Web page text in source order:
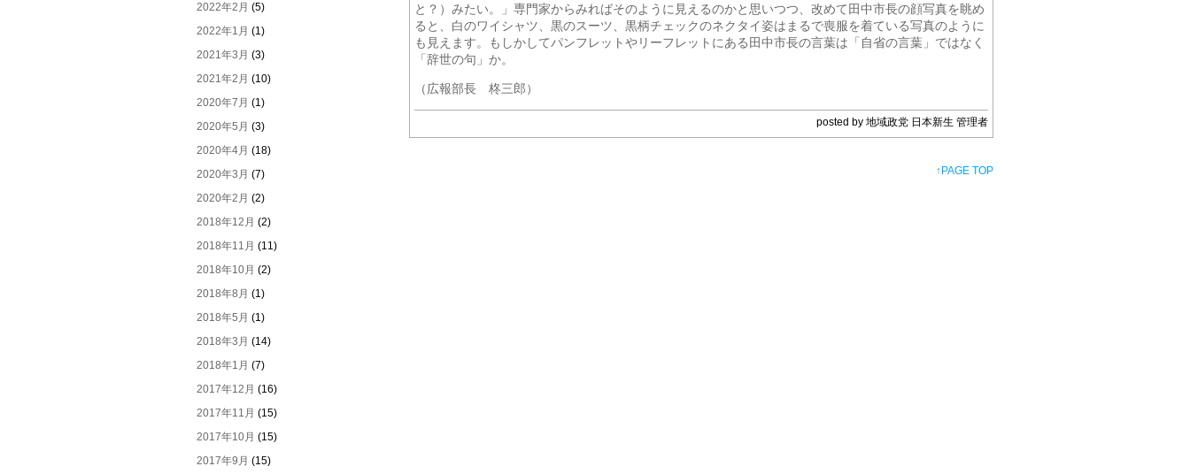
2022年2月 (5)
2022年1月 (1)
2021年3月 (3)
2021年2月 (10)
2020年7月 (1)
2020年5月 (3)
2020年4月 (18)
2020年3月 (7)
2020年2月 (2)
2018年12月 (2)
2018年11月 (11)
2018年10月 (2)
2018年8月 (1)
2018年5月 (1)
2018年3月 (14)
2018年1月 (7)
2017年12月 (16)
2017年11月 (15)
2017年10月 (15)
2017年9月 (15)
と？）みたい。」専門家からみればそのように見えるのかと思いつつ、改めて田中市長の顔写真を眺め
ると、白のワイシャツ、黒のスーツ、黒柄チェックのネクタイ姿はまるで喪服を着ている写真のように
も見えます。もしかしてパンフレットやリーフレットにある田中市長の言葉は「自省の言葉」ではなく
「辞世の句」か。
（広報部長 柊三郎）
posted by 地域政党 日本新生 管理者
↑ PAGE TOP